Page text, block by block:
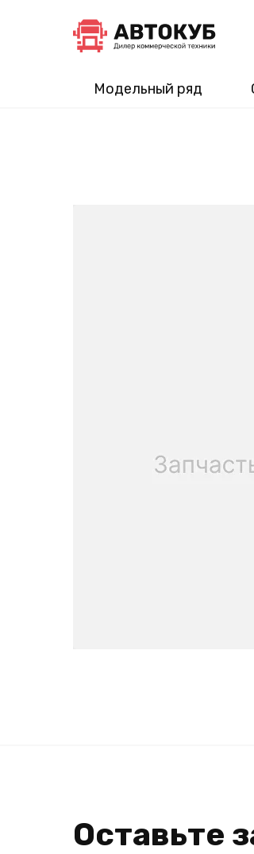
Модельный ряд
Оставьте